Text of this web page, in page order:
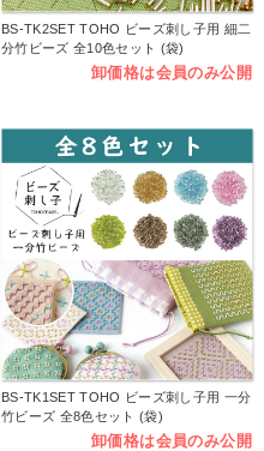
BS-TK2SET TOHO ビーズ刺し子用 細二
分竹ビーズ 全10色セット (袋)
卸価格は会員のみ公開
BS-TK1SET TOHO ビーズ刺し子用 一分
竹ビーズ 全8色セット (袋)
卸価格は会員のみ公開